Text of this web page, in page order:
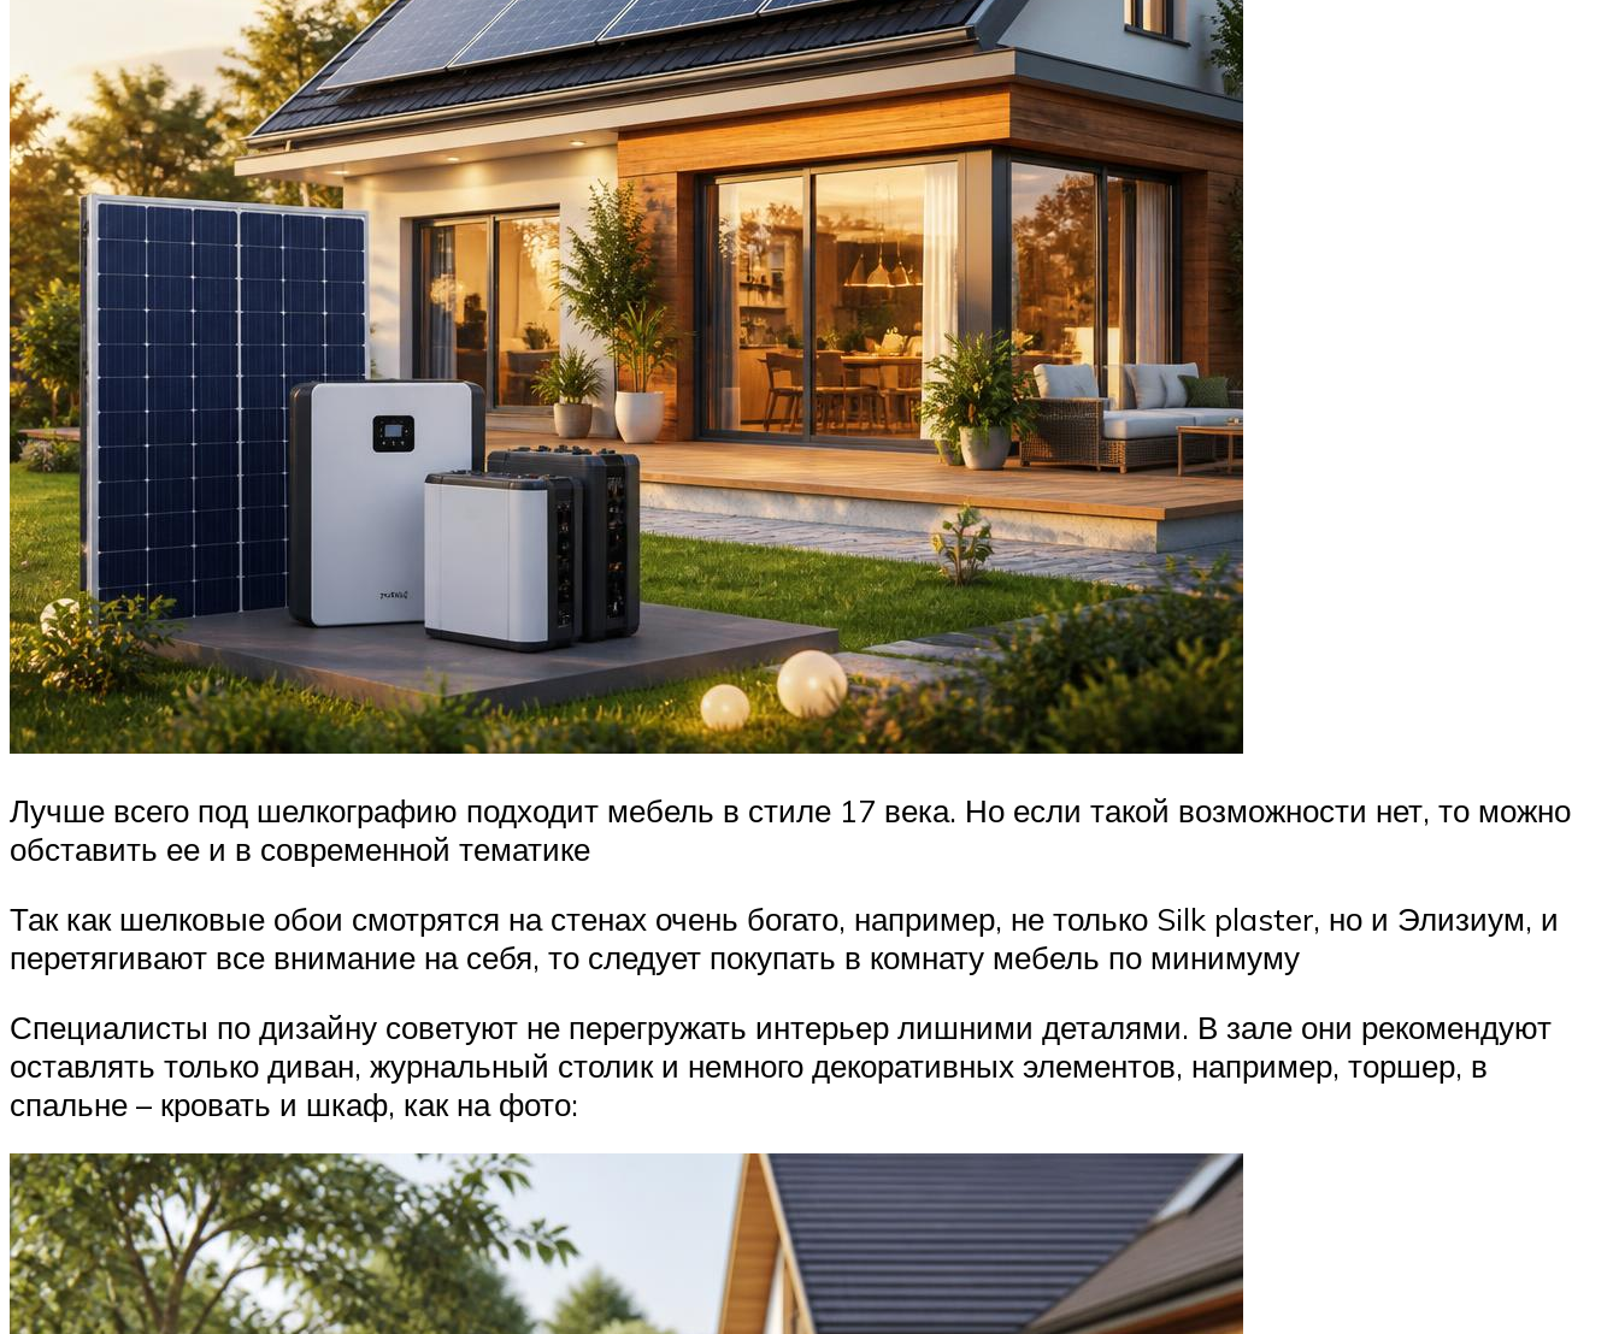
Лучше всего под шелкографию подходит мебель в стиле 17 века. Но если такой возможности нет, то можно
обставить ее и в современной тематике
Так как шелковые обои смотрятся на стенах очень богато, например, не только Silk plaster, но и Элизиум, и
перетягивают все внимание на себя, то следует покупать в комнату мебель по минимуму
Специалисты по дизайну советуют не перегружать интерьер лишними деталями. В зале они рекомендуют
оставлять только диван, журнальный столик и немного декоративных элементов, например, торшер, в
спальне – кровать и шкаф, как на фото: